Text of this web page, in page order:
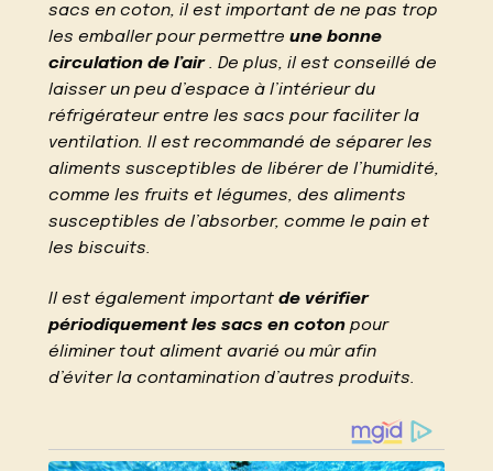
sacs en coton, il est important de ne pas trop
les emballer pour permettreune bonne
circulation de l’air. De plus, il est conseillé de
laisser un peu d’espace à l’intérieur du
réfrigérateur entre les sacs pour faciliter la
ventilation. Il est recommandé de séparer les
aliments susceptibles de libérer de l’humidité,
comme les fruits et légumes, des aliments
susceptibles de l’absorber, comme le pain et
les biscuits.
Il est également importantde vérifier
périodiquement les sacs en coton pour
éliminer tout aliment avarié ou mûr afin
d’éviter la contamination d’autres produits.